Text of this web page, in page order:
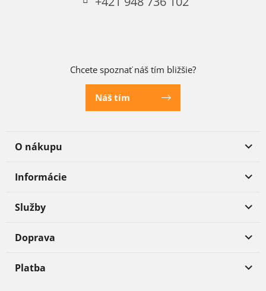
Chcete spoznať náš tím bližšie?
Náš tím
O nákupu
Informácie
Služby
Doprava
Platba